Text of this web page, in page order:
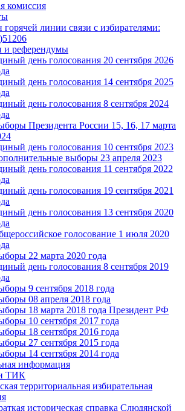
комиссия
горячей линии связи с избирателями:
референдумы
день голосования 20 сентября 2026
день голосования 14 сентября 2025
день голосования 8 сентября 2024
Президента России 15, 16, 17 марта
день голосования 10 сентября 2023
выборы 23 апреля 2023
день голосования 11 сентября 2022
день голосования 19 сентября 2021
день голосования 13 сентября 2020
голосование 1 июля 2020
22 марта 2020 года
день голосования 8 сентября 2019
9 сентября 2018 года
08 апреля 2018 года
18 марта 2018 года Президент РФ
10 сентября 2017 года
18 сентября 2016 года
27 сентября 2015 года
14 сентября 2014 года
информация
ТИК
территориальная избирательная
историческая справка Слюдянской